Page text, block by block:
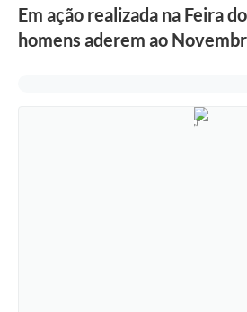
Em ação realizada na Feira
homens aderem ao